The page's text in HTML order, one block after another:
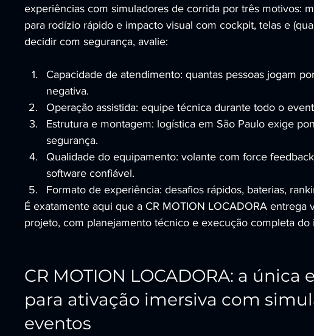
experiências com simuladores de corrida por três motivos:
para rodízio rápido e impacto visual com cockpit, telas e
decidir com segurança, avalie:
Capacidade de atendimento: quantas pessoas jogam
negativa.
Operação assistida: equipe técnica durante todo o
Estrutura e montagem: logística em São Paulo exige
segurança.
Qualidade do equipamento: volante com force
software confiável.
Formato de experiência: desafios rápidos, baterias,
É exatamente aqui que a CR MOTION LOCADORA entrega
projeto, com planejamento técnico e execução completa do
CR MOTION LOCADORA: a
para ativação imersiva com
eventos